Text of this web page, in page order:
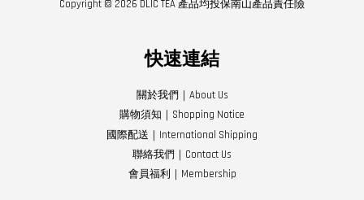
Copyright © 2026 DLIC TEA 產品均投保南山產品責任險
快速連結
關於我們｜About Us
購物須知｜Shopping Notice
國際配送｜International Shipping
聯絡我們｜Contact Us
會員福利｜Membership